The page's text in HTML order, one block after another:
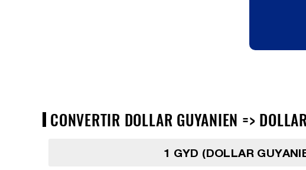
CONVERTIR DOLLAR GUYANIEN =>
1 GYD (DOLLAR